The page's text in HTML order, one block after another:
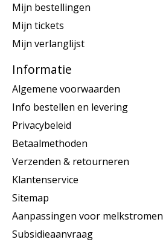
Mijn bestellingen
Mijn tickets
Mijn verlanglijst
Informatie
Algemene voorwaarden
Info bestellen en levering
Privacybeleid
Betaalmethoden
Verzenden & retourneren
Klantenservice
Sitemap
Aanpassingen voor melkstromen
Subsidieaanvraag